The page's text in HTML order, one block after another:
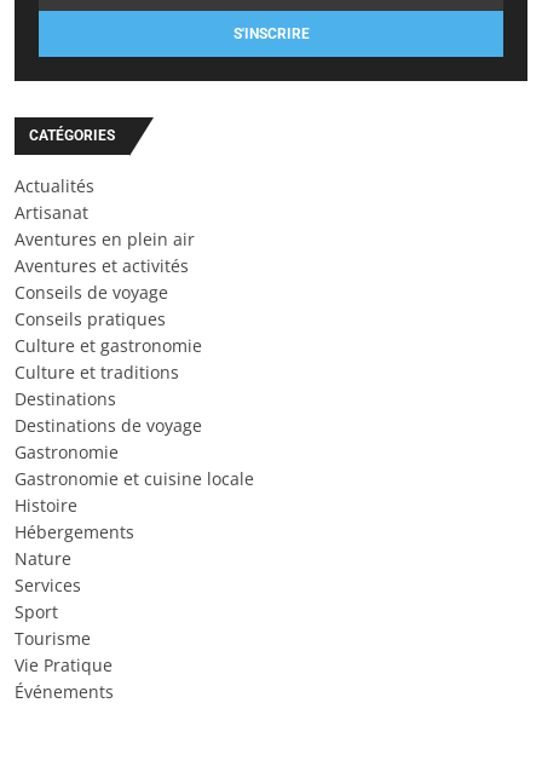
S'INSCRIRE
CATÉGORIES
Actualités
Artisanat
Aventures en plein air
Aventures et activités
Conseils de voyage
Conseils pratiques
Culture et gastronomie
Culture et traditions
Destinations
Destinations de voyage
Gastronomie
Gastronomie et cuisine locale
Histoire
Hébergements
Nature
Services
Sport
Tourisme
Vie Pratique
Événements